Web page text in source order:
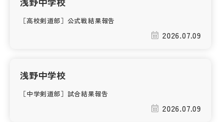
［高校剣道部］公式戦結果報告
2026.07.09
浅野中学校
［中学剣道部］試合結果報告
2026.07.09